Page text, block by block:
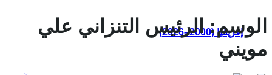
إفريقيا (2000–2026)
الوسم:الرئيس التنزاني علي
مويني